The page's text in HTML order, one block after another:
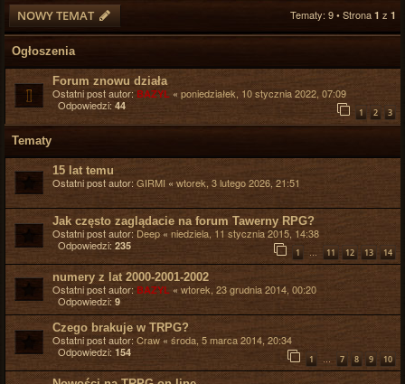
NOWY TEMAT Tematy: 9 • Strona 1 z 1
Ogłoszenia
Forum znowu działa
Ostatni post autor: BAZYL « poniedziałek, 10 stycznia 2022, 07:09
Odpowiedzi: 44
1 2 3
Tematy
15 lat temu
Ostatni post autor: GIRMI « wtorek, 3 lutego 2026, 21:51
Jak często zaglądacie na forum Tawerny RPG?
Ostatni post autor: Deep« niedziela, 11 stycznia 2015, 14:38
Odpowiedzi: 235
1 … 11 12 13 14
numery z lat 2000-2001-2002
Ostatni post autor: BAZYL « wtorek, 23 grudnia 2014, 00:20
Odpowiedzi: 9
Czego brakuje w TRPG?
Ostatni post autor: Craw« środa, 5 marca 2014, 20:34
Odpowiedzi: 154
1 … 7 8 9 10